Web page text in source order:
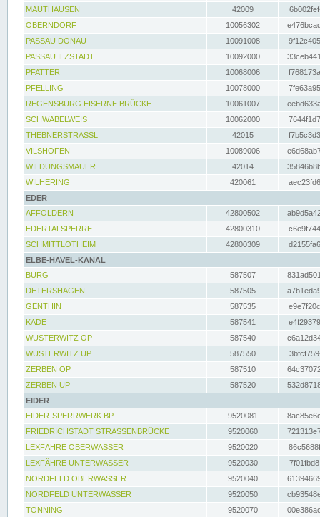
MAUTHAUSEN
42009
OBERNDORF
10056302
PASSAU DONAU
10091008
PASSAU ILZSTADT
10092000
PFATTER
10068006
PFELLING
10078000
REGENSBURG EISERNE BRÜCKE
10061007
SCHWABELWEIS
10062000
THEBNERSTRASSL
42015
VILSHOFEN
10089006
WILDUNGSMAUER
42014
WILHERING
420061
EDER
AFFOLDERN
42800502
EDERTALSPERRE
42800310
SCHMITTLOTHEIM
42800309
ELBE-HAVEL-KANAL
BURG
587507
DETERSHAGEN
587505
GENTHIN
587535
KADE
587541
WUSTERWITZ OP
587540
WUSTERWITZ UP
587550
ZERBEN OP
587510
ZERBEN UP
587520
EIDER
EIDER-SPERRWERK BP
9520081
FRIEDRICHSTADT STRASSENBRÜCKE
9520060
LEXFÄHRE OBERWASSER
9520020
LEXFÄHRE UNTERWASSER
9520030
NORDFELD OBERWASSER
9520040
NORDFELD UNTERWASSER
9520050
TÖNNING
9520070